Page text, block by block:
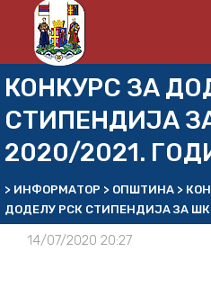
КОНКУРС ЗА
СТИПЕНДИЈА
2020/2021.
> ИНФОРМАТОР > ОПШТИНА >
ДОДЕЛУ РСК СТИПЕНДИЈА ЗА
14/07/2020 20:27